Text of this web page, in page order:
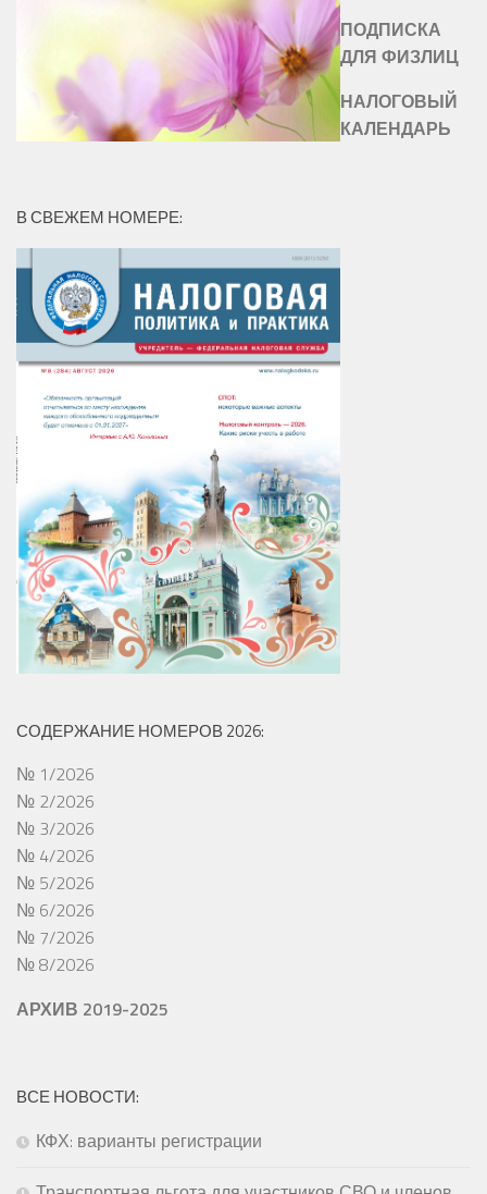
ПОДПИСКА
ДЛЯ ФИЗЛИЦ
НАЛОГОВЫЙ
КАЛЕНДАРЬ
В СВЕЖЕМ НОМЕРЕ:
СОДЕРЖАНИЕ НОМЕРОВ 2026:
№ 1/2026
№ 2/2026
№ 3/2026
№ 4/2026
№ 5/2026
№ 6/2026
№ 7/2026
№ 8/2026
АРХИВ 2019-2025
ВСЕ НОВОСТИ:
КФХ: варианты регистрации